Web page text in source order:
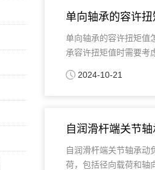
单向轴承的容许扭
单向轴承的容许扭矩值
承容许扭矩值时需要考
2024-10-21
自润滑杆端关节
自润滑杆端关节轴承动
荷，包括径向载荷和轴